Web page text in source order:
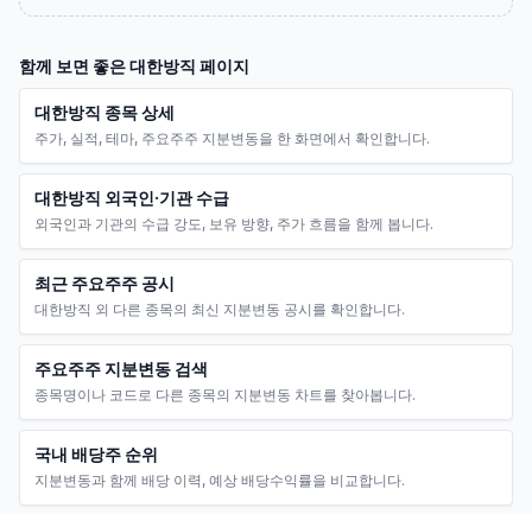
함께 보면 좋은대한방직 페이지
대한방직 종목 상세
주가, 실적, 테마, 주요주주 지분변동을 한 화면에서 확인합니다.
대한방직 외국인·기관 수급
외국인과 기관의 수급 강도, 보유 방향, 주가 흐름을 함께 봅니다.
최근 주요주주 공시
대한방직 외 다른 종목의 최신 지분변동 공시를 확인합니다.
주요주주 지분변동 검색
종목명이나 코드로 다른 종목의 지분변동 차트를 찾아봅니다.
국내 배당주 순위
지분변동과 함께 배당 이력, 예상 배당수익률을 비교합니다.